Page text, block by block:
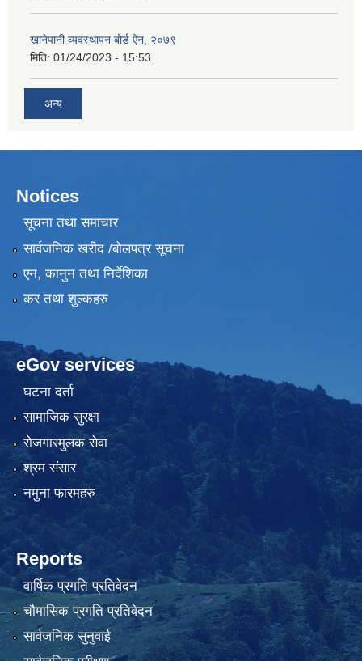
खानेपानी व्यवस्थापन बोर्ड ऐन, २०७९
मिति: 01/24/2023 - 15:53
अन्य
Notices
सूचना तथा समाचार
सार्वजनिक खरीद /बोलपत्र सूचना
एन, कानुन तथा निर्देशिका
कर तथा शुल्कहरु
eGov services
घटना दर्ता
सामाजिक सुरक्षा
रोजगारमुलक सेवा
श्रम संसार
नमुना फारमहरु
Reports
वार्षिक प्रगति प्रतिवेदन
चौमासिक प्रगति प्रतिवेदन
सार्वजनिक सुनुवाई